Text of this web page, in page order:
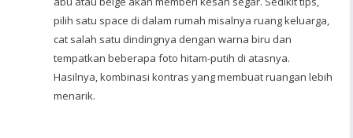
pilih satu space di dalam rumah misalnya ruang keluarga,
cat salah satu dindingnya dengan warna biru dan
tempatkan beberapa foto hitam-putih di atasnya.
Hasilnya, kombinasi kontras yang membuat ruangan lebih
menarik.